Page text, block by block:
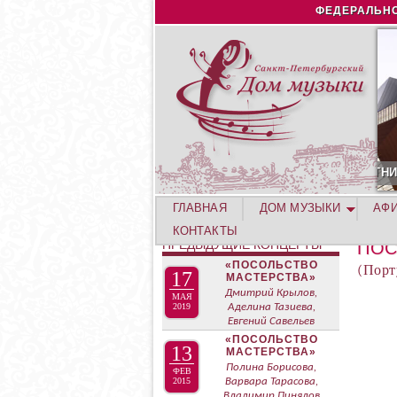
КОНЦЕРТ УЧАСТНИКОВ ЛЕТНЕЙ АКАДЕМИИ. СИРИУС
ГЛАВНАЯ ДОМ МУЗЫКИ
КОНТАКТЫ
ПРЕДЫДУЩИЕ КОНЦЕРТЫ
17
МАЯ
2019
«ПОСОЛЬСТВО
МАСТЕРСТВА»
Дмитрий Крылов,
Аделина Тазиева,
Евгений Савельев
13
ФЕВ
2015
«ПОСОЛЬСТВО
МАСТЕРСТВА»
Полина Борисова,
Варвара Тарасова,